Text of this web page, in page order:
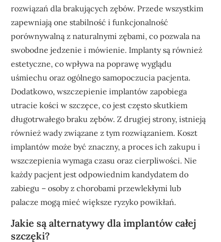
rozwiązań dla brakujących zębów. Przede wszystkim
zapewniają one stabilność i funkcjonalność
porównywalną z naturalnymi zębami, co pozwala na
swobodne jedzenie i mówienie. Implanty są również
estetyczne, co wpływa na poprawę wyglądu
uśmiechu oraz ogólnego samopoczucia pacjenta.
Dodatkowo, wszczepienie implantów zapobiega
utracie kości w szczęce, co jest często skutkiem
długotrwałego braku zębów. Z drugiej strony, istnieją
również wady związane z tym rozwiązaniem. Koszt
implantów może być znaczny, a proces ich zakupu i
wszczepienia wymaga czasu oraz cierpliwości. Nie
każdy pacjent jest odpowiednim kandydatem do
zabiegu – osoby z chorobami przewlekłymi lub
palacze mogą mieć większe ryzyko powikłań.
Jakie są alternatywy dla implantów całej
szczęki?